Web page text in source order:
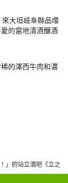
大垣岐阜縣品嚐
的當地清酒釀酒
的澤西牛肉和濃
」的站立酒吧《立之